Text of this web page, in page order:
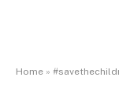
Home »